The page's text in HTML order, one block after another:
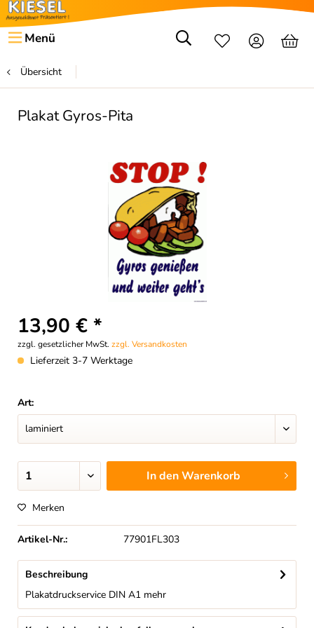
Menü
Übersicht
Plakat Gyros-Pita
13,90 € *
zzgl. gesetzlicher MwSt. zzgl. Versandkosten
Lieferzeit 3-7 Werktage
Art:
In denWarenkorb
Merken
Artikel-Nr.: 77901FL303
Beschreibung
Plakatdruckservice DIN A1 mehr